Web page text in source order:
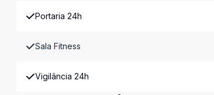
Portaria 24h
Sala Fitness
Vigilância 24h